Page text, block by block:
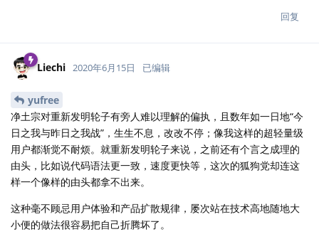
回复
Liechi 2020年6月15日 已编辑
yufree
净土宗对重新发明轮子有旁人难以理解的偏执，且数年如一日地“今
日之我与昨日之我战”，生生不息，改改不停；像我这样的超轻量级
用户都渐觉不耐烦。就重新发明轮子来说，之前还有个言之成理的
由头，比如说代码语法更一致，速度更快等，这次的狐狗党却连这
样一个像样的由头都拿不出来。
这种毫不顾忌用户体验和产品扩散规律，屡次站在技术高地随地大
小便的做法很容易把自己折腾坏了。